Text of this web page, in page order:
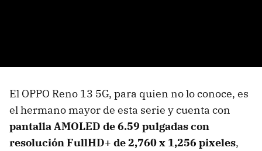
El OPPO Reno 13 5G, para quien no lo conoce, es
el hermano mayor de esta serie y cuenta con
pantalla AMOLED de 6.59 pulgadas con
resolución FullHD+ de 2,760 x 1,256 pixeles,